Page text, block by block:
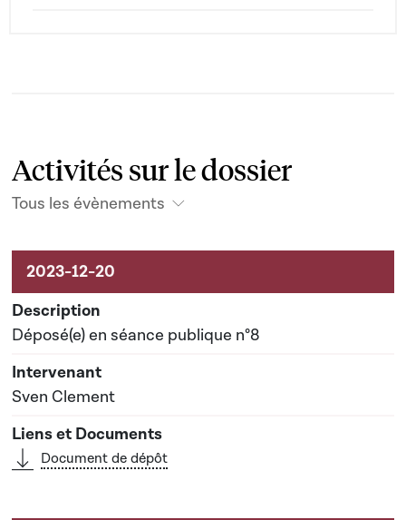
Activités sur le dossier
Tous les évènements
Activités sur le dossier
Déposé(e) en séance publique n°8
Sven Clement
Document de dépôt